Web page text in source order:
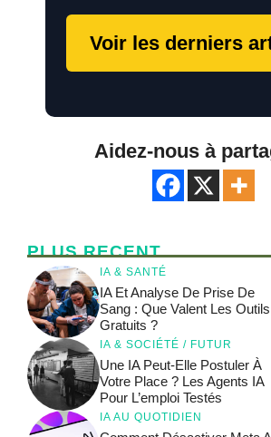
Voir les derniers
Aidez-nous à
PLUS RECENT
IA & SANTÉ
IA Et Analyse De Prise De
Sang : Que Valent Les Outils
Gratuits ?
IA & SOCIÉTÉ / FUTUR
Une IA Peut-Elle Postuler À
Votre Place ? Les Agents IA
Pour L’emploi Testés
IA AU QUOTIDIEN